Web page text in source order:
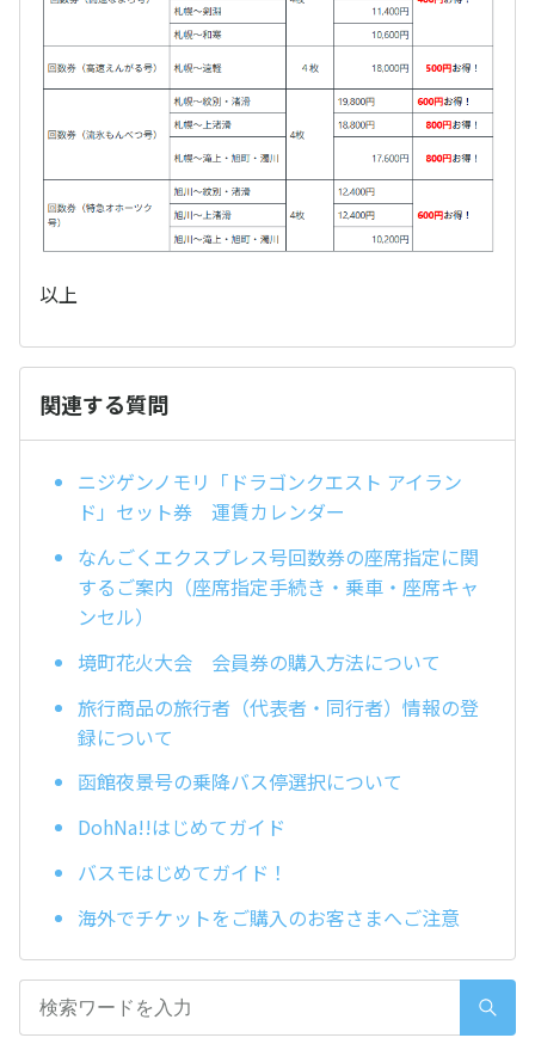
以上
関連する質問
ニジゲンノモリ「ドラゴンクエスト アイラン
ド」セット券 運賃カレンダー
なんごくエクスプレス号回数券の座席指定に関
するご案内（座席指定手続き・乗車・座席キャ
ンセル）
境町花火大会 会員券の購入方法について
旅行商品の旅行者（代表者・同行者）情報の登
録について
函館夜景号の乗降バス停選択について
DohNa!!はじめてガイド
バスモはじめてガイド！
海外でチケットをご購入のお客さまへご注意